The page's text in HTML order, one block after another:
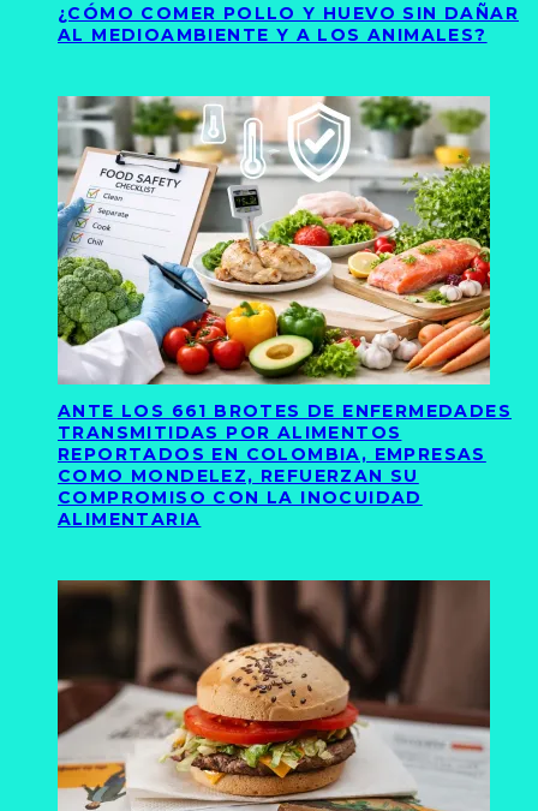
¿CÓMO COMER POLLO Y HUEVO SIN DAÑAR
AL MEDIOAMBIENTE Y A LOS ANIMALES?
ANTE LOS 661 BROTES DE ENFERMEDADES
TRANSMITIDAS POR ALIMENTOS
REPORTADOS EN COLOMBIA, EMPRESAS
COMO MONDELEZ, REFUERZAN SU
COMPROMISO CON LA INOCUIDAD
ALIMENTARIA